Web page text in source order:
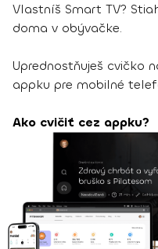
Vlastníš Smart TV?
doma v obývačke.
Uprednostňuješ cvičko
appku pre mobilné
Ako cvičiť cez appku?